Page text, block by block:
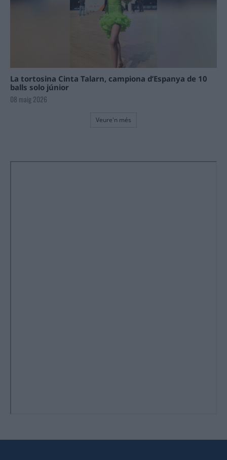
La tortosina Cinta Talarn, campiona d’Espanya de 10
balls solo júnior
08 maig 2026
Veure'n més